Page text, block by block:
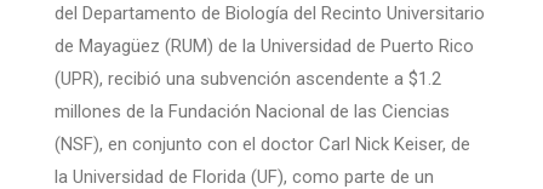
del Departamento de Biología del Recinto Universitario
de Mayagüez (RUM) de la Universidad de Puerto Rico
(UPR), recibió una subvención ascendente a $1.2
millones de la Fundación Nacional de las Ciencias
(NSF), en conjunto con el doctor Carl Nick Keiser, de
la Universidad de Florida (UF), como parte de un